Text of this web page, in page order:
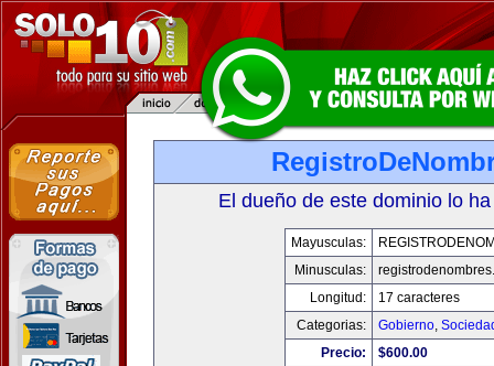
El dueño de este dominio lo
Mayusculas:
Minusculas:
Longitud:
17 caracteres
Categorias:
Gobierno,
Precio:
$600.00